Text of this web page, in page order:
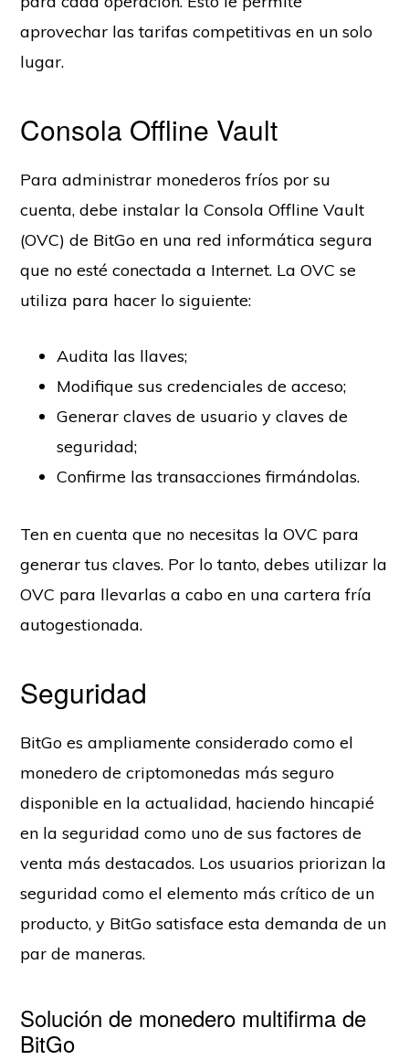
aprovechar las tarifas competitivas en un solo
lugar.
Consola Offline Vault
Para administrar monederos fríos por su
cuenta, debe instalar la Consola Offline Vault
(OVC) de BitGo en una red informática segura
que no esté conectada a Internet. La OVC se
utiliza para hacer lo siguiente:
Audita las llaves;
Modifique sus credenciales de acceso;
Generar claves de usuario y claves de
seguridad;
Confirme las transacciones firmándolas.
Ten en cuenta que no necesitas la OVC para
generar tus claves. Por lo tanto, debes utilizar la
OVC para llevarlas a cabo en una cartera fría
autogestionada.
Seguridad
BitGo es ampliamente considerado como el
monedero de criptomonedas más seguro
disponible en la actualidad, haciendo hincapié
en la seguridad como uno de sus factores de
venta más destacados. Los usuarios priorizan la
seguridad como el elemento más crítico de un
producto, y BitGo satisface esta demanda de un
par de maneras.
Solución de monedero multifirma de
BitGo